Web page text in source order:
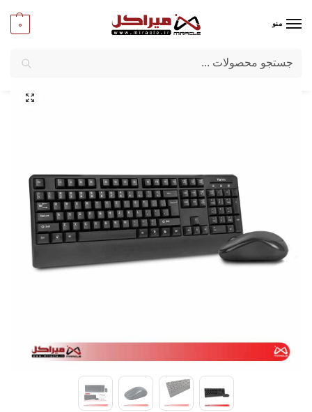
منو 0
میراکل/کامپیوتر/قطعات جانبی